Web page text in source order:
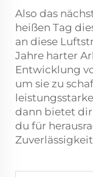
Also das
heißen Tag
an diese
Jahre harter
Entwicklung
um sie zu
dann bietet dir
du für